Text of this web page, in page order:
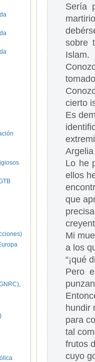
Sería
sobre
Islam.
cierto
Es
Lo he
ellos
que
Mi
a los
“¡qué
Pero
hundir
para
tal
frutos
cuyo